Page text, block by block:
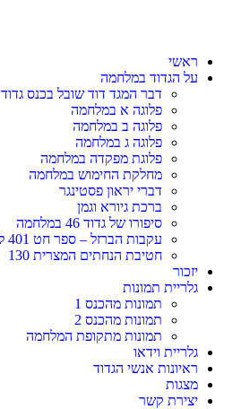
ראשי
על הגדוד במלחמה
דבר המגד דוד שובל בכנס גדוד
פלוגה א במלחמה
פלוגה ב במלחמה
פלוגה ג במלחמה
פלוגת מפקדה במלחמה
מחלקת החימוש במלחמה
דברי יראון פסטינגר
ברכת גיורא וגמן
סיפורו של גדוד 46 במלחמה
עקבות הברזל – ספר חט 401 ליום כיפור
חטיבת הנחתים המצרית 130
יזכור
גלריית תמונות
תמונות מהכנס 1
תמונות מהכנס 2
תמונות מתקופת המלחמה
גלריית וידאו
ראיונות אנשי הגדוד
מצגות
יצירת קשר